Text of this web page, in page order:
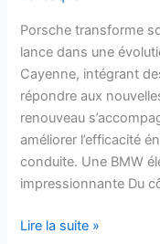
Porsche transforme
lance dans une
Cayenne, intégrant
répondre aux
renouveau
améliorer l’efficacité
conduite. Une BMW
impressionnante Du
Lire la suite »